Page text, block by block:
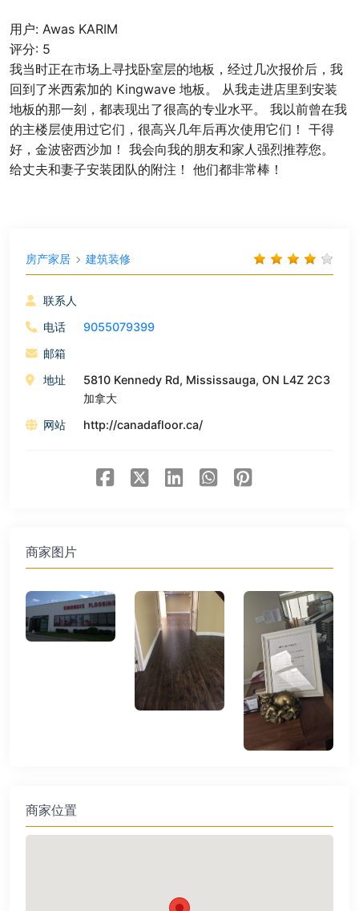
用户: Awas KARIM
评分: 5
我当时正在市场上寻找卧室层的地板，经过几次报价后，我
回到了米西索加的 Kingwave 地板。 从我走进店里到安装
地板的那一刻，都表现出了很高的专业水平。 我以前曾在我
的主楼层使用过它们，很高兴几年后再次使用它们！ 干得
好，金波密西沙加！ 我会向我的朋友和家人强烈推荐您。
给丈夫和妻子安装团队的附注！ 他们都非常棒！
房产家居 建筑装修
联系人
电话
9055079399
邮箱
地址
5810 Kennedy Rd, Mississauga, ON L4Z 2C3
加拿大
网站
http://canadafloor.ca/
商家图片
商家位置